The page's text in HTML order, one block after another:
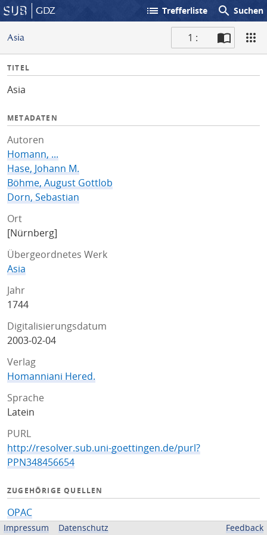
GDZ list Trefferliste search Suchen
Asia 1 :
I
f
TITEL
Asia
METADATEN
Autoren
Homann, ...
Hase, Johann M.
Böhme, August Gottlob
Dorn, Sebastian
Ort
[Nürnberg]
Übergeordnetes Werk
Asia
Jahr
1744
Digitalisierungsdatum
2003-02-04
Verlag
Homanniani Hered.
Sprache
Latein
PURL
http://resolver.sub.uni-goettingen.de/purl?
PPN348456654
ZUGEHÖRIGE QUELLEN
OPAC
Impressum Datenschutz Feedback